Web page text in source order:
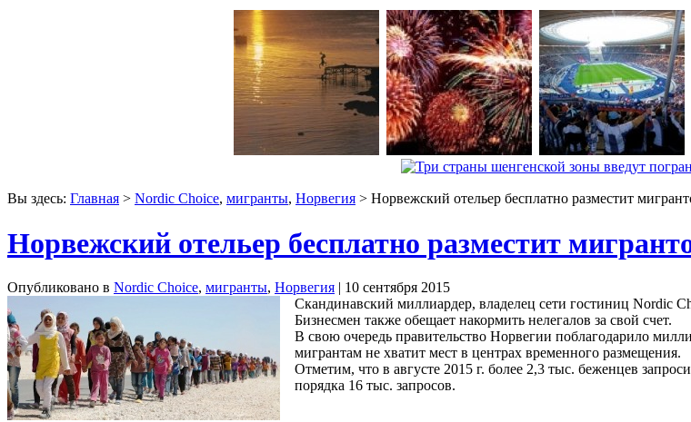
Вы здесь: Главная > Nordic Choice, мигранты, Норвегия > Норвежский отельер бесплатно разместит
Норвежский отельер бесплатно разместит
Опубликовано в Nordic Choice, мигранты, Норвегия | 10 сентября 2015
Скандинавский миллиардер, владелец сети гостиниц Nordic
Бизнесмен также обещает накормить нелегалов за свой счет.
В свою очередь правительство Норвегии поблагодарило
мигрантам не хватит мест в центрах временного размещения.
Отметим, что в августе 2015 г. более 2,3 тыс. беженцев
порядка 16 тыс. запросов.